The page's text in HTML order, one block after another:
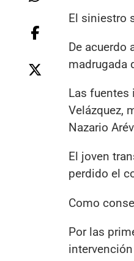
El siniestro
De acuerdo
madrugada
Las fuentes
Velázquez,
Nazario
El joven
perdido el
Como
Por las